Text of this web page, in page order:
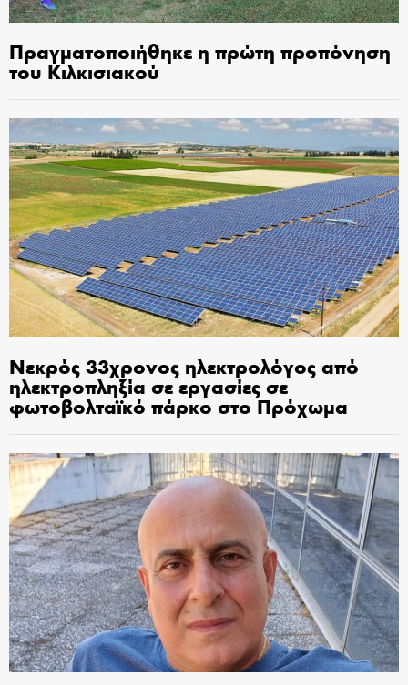
Πραγματοποιήθηκε η πρώτη προπόνηση
του Κιλκισιακού
Νεκρός 33χρονος ηλεκτρολόγος από
ηλεκτροπληξία σε εργασίες σε
φωτοβολταϊκό πάρκο στο Πρόχωμα